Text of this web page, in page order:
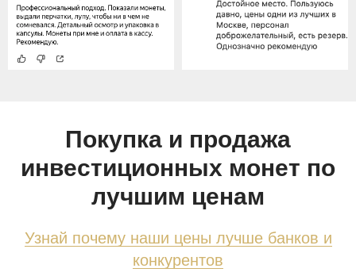
Покупка и продажа
инвестиционных монет по
лучшим ценам
Узнай почему наши цены лучше банков и
конкурентов